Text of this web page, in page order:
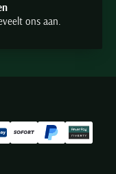
ons aan.